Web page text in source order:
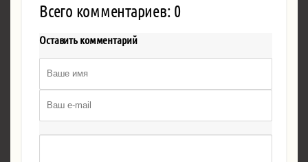
Всего комментариев: 0
Оставить комментарий